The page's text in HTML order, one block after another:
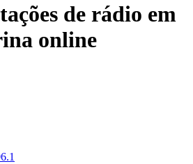
de rádio em
online